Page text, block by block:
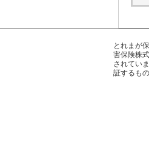
とれまが
害保険株
されてい
証するも